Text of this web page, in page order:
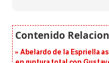
Abelardo de la Espriella